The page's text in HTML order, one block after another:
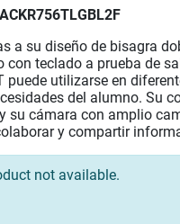
a su diseño de bisagra
con teclado a prueba de
puede utilizarse en
del alumno. Su
su cámara con amplio
y compartir
not available.